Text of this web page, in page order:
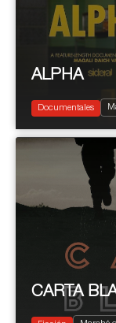
ALPHA
Documentary
ALPHA
Documentales
120’
CARTA